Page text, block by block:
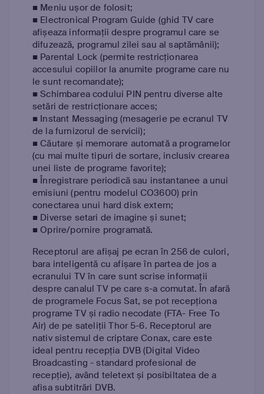
■ Meniu ușor de folosit;
■ Electronical Program Guide (ghid TV care
afișeaza informații despre programul care se
difuzează, programul zilei sau al saptămânii);
■ Parental Lock (permite restricționarea
accesului copiilor la anumite programe care nu
le sunt recomandate);
■ Schimbarea codului PIN pentru diverse alte
setări de restricționare acces;
■ Instant Messaging (mesagerie pe ecranul TV
de la furnizorul de servicii);
■ Căutare și memorare automată a programelor
(cu mai multe tipuri de sortare, inclusiv crearea
unei liste de programe favorite);
■ Înregistrare periodică sau instantanee a unui
emisiuni (pentru modelul CO3600) prin
conectarea unui hard disk extern;
■ Diverse setari de imagine și sunet;
■ Oprire/pornire programată.
Receptorul are afișaj pe ecran în 256 de culori,
bara inteligentă cu afișare în partea de jos a
ecranului TV în care sunt scrise informații
despre canalul TV pe care s-a comutat. În afară
de programele Focus Sat, se pot recepționa
programe TV și radio necodate (FTA- Free To
Air) de pe sateliții Thor 5-6. Receptorul are
nativ sistemul de criptare Conax, care este
ideal pentru recepția DVB (Digital Video
Broadcasting - standard profesional de
recepție), având teletext și posibiltatea de a
afisa subtitrări DVB.